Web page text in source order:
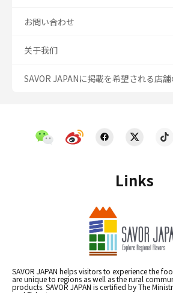
Links
SAVOR JAPAN helps visitors to experience the
are unique to regions as well as the rural
products. SAVOR JAPAN is certified by The
お問い合わせ
关于我们
SAVOR JAPANに掲載を希望される店